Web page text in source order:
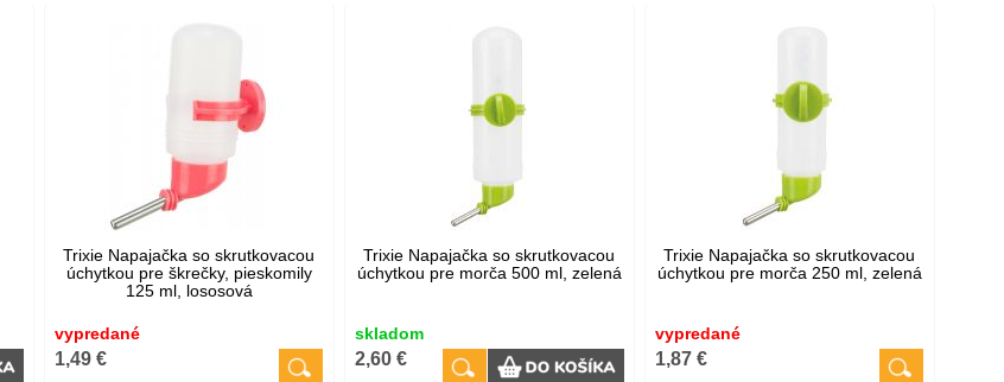
Trixie Napajačka so skrutkovacou
úchytkou pre škrečky, pieskomily
125 ml, lososová
vypredané
1,49 €
Trixie Napajačka so skrutkovacou
úchytkou pre morča 500 ml, zelená
skladom
2,60 €
Trixie Napajačka so skrutkovacou
úchytkou pre morča 250 ml, zelená
vypredané
1,87 €